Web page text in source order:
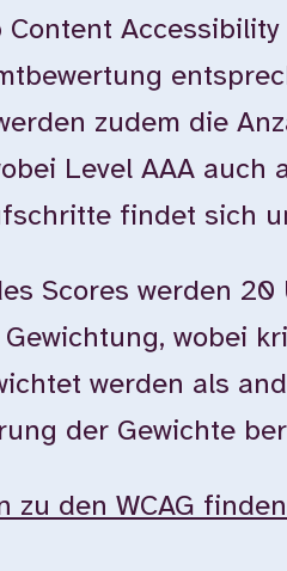
zudem die
Level AAA
findet sich
Scores werden
wobei
werden als
der Gewichte
zu den WCAG